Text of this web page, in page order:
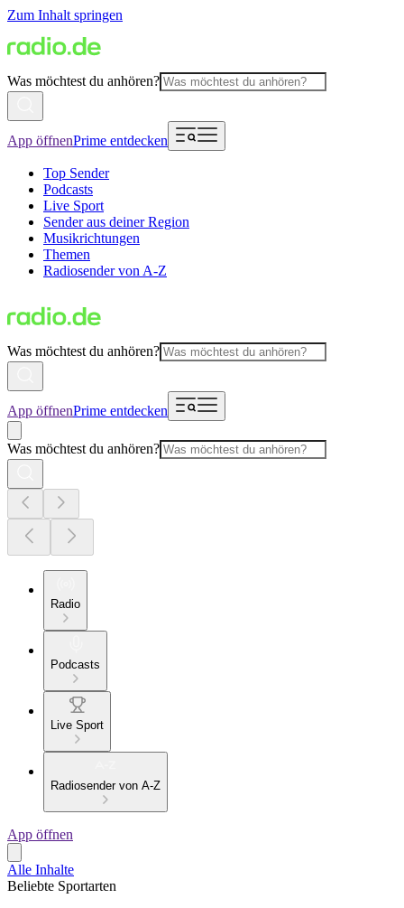
Zum Inhalt springen
Was möchtest du anhören?
App öffnenPrime entdecken
Top Sender
Podcasts
Live Sport
Sender aus deiner Region
Musikrichtungen
Themen
Radiosender von A-Z
Was möchtest du anhören?
App öffnenPrime entdecken
Was möchtest du anhören?
Radio
Podcasts
Live Sport
Radiosender von A-Z
App öffnen
Alle Inhalte
Beliebte Sportarten